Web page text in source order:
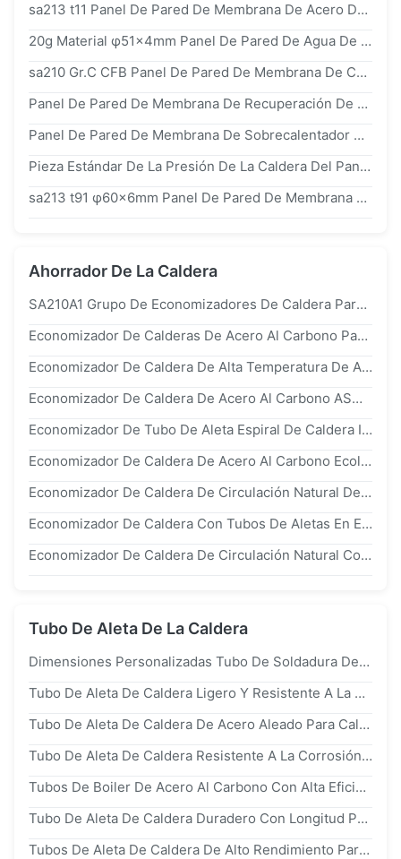
sa213 t11 Panel De Pared De Membrana De Acero De Aleación Con φ76 × 8 Mm Tubo De Pared Pesada, Soldadura Por Arco Sumergido + TIG Para Calderas De Centrales Eléctricas A 550 °C
20g Material φ51×4mm Panel De Pared De Agua De La Sección Modular Del Tubo De La Caldera Para Generadores De Vapor Industriales
sa210 Gr.C CFB Panel De Pared De Membrana De Caldera Con Tubo De Pared De φ63,5 × 6 Mm De Espesor Y Soldadura Por Arco Sumergido
Panel De Pared De Membrana De Recuperación De Calor De Residuos De Acero De Aleación 12Cr1MoVG φ51×5mm Para Sección De Caldera HRSG Con 540 °C
Panel De Pared De Membrana De Sobrecalentador De Acero De Aleación 15crmog Con Tubo gb5310 De φ42×4 Mm Para Aplicaciones De Calderas Industriales A 500 °C
Pieza Estándar De La Presión De La Caldera Del Panel De Pared Del Agua De La Membrana Del Ahorrador Del Acero De Carbono 20g φ38×4m M gb5310
sa213 t91 φ60×6mm Panel De Pared De Membrana De La Caldera Para Aplicaciones En Calderas Supercríticas
Ahorrador De La Caldera
SA210A1 Grupo De Economizadores De Caldera Para Incineradores De Residuos
Economizador De Calderas De Acero Al Carbono Para Aplicaciones De Baja/Alta Presión Con Consumo De Combustible Reducido
Economizador De Caldera De Alta Temperatura De Acero Inoxidable Con Colector Para Recuperación De Calor
Economizador De Caldera De Acero Al Carbono ASME a179 Para Recuperación De Calor De Gases De Combustión De Centrales Eléctricas
Economizador De Tubo De Aleta Espiral De Caldera Industrial De Clase A Para Maximizar El Ahorro De Energía Con Un Alto Nivel De Seguridad Y Circulación Natural
Economizador De Caldera De Acero Al Carbono Ecológico Que Mejora La Eficiencia Térmica Con Un Alto Nivel De Seguridad
Economizador De Caldera De Circulación Natural De Alto Nivel De Seguridad Con Dimensiones Personalizadas Para Caldera De Calor Residual
Economizador De Caldera Con Tubos De Aletas En Espiral De Baja Presión SA-210c Para Ahorro De Energía Y Mejora Del Rendimiento De La Caldera
Economizador De Caldera De Circulación Natural Con Alto Nivel De Seguridad Y Dimensiones Personalizadas Para Aplicaciones Industriales
Tubo De Aleta De La Caldera
Dimensiones Personalizadas Tubo De Soldadura De Alta Frecuencia Con Aleta Espiral Para Recuperación De Calor E Intercambio De Calor
Tubo De Aleta De Caldera Ligero Y Resistente A La Corrosión Para Una Alta Eficiencia De Transferencia De Calor En Aplicaciones Industriales
Tubo De Aleta De Caldera De Acero Aleado Para Calderas De Alta Temperatura Y Presión Con Transferencia De Calor Duradera
Tubo De Aleta De Caldera Resistente A La Corrosión Con Rendimiento A Altas Temperaturas Y Diseño De Aleta Personalizable Para Una Mejor Transferencia De Calor
Tubos De Boiler De Acero Al Carbono Con Alta Eficiencia De Transferencia De Calor Y Resistencia A La Corrosión Para Aplicaciones Industriales
Tubo De Aleta De Caldera Duradero Con Longitud Personalizada Y Materiales De Alta Conductividad Para Aplicaciones De Intercambiadores De Calor Industriales
Tubos De Aleta De Caldera De Alto Rendimiento Para Una Transferencia De Calor Eficiente En Aplicaciones Industriales